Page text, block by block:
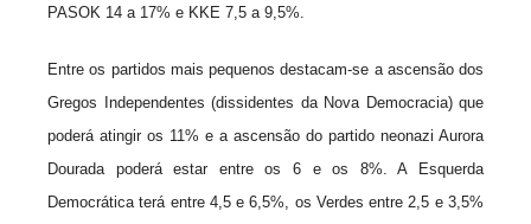
PASOK 14 a 17% e KKE 7,5 a 9,5%.
Entre os partidos mais pequenos destacam-se a ascensão dos
Gregos Independentes (dissidentes da Nova Democracia) que
poderá atingir os 11% e a ascensão do partido neonazi Aurora
Dourada poderá estar entre os 6 e os 8%. A Esquerda
Democrática terá entre 4,5 e 6,5%, os Verdes entre 2,5 e 3,5%